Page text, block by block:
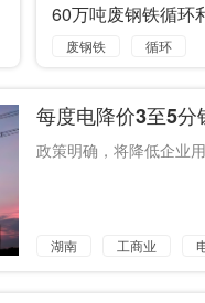
60万吨废钢铁循环
废钢铁
循环
每度电降价3至5
政策明确，将降低企业
湖南 工商业